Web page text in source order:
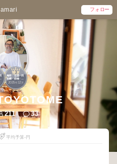
フォロー
3
鴫野・住道・四
条畷・緑橋・石
切・布施・花園
2025年 12月
211 33
平均予算-円